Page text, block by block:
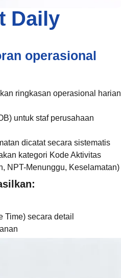
Daily
operasional
ringkasan operasional harian
untuk staf perusahaan
dicatat secara sistematis
kategori Kode Aktivitas
NPT-Menunggu, Keselamatan)
Time) secara detail